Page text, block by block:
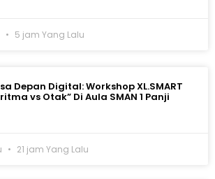
5 jam Yang Lalu
Depan Digital: Workshop XL.SMART
vs Otak” Di Aula SMAN 1 Panji
21 jam Yang Lalu